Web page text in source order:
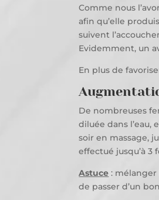
Comme nous
afin qu’elle
suivent
Evidemment, un
En plus de
De nombreuses
diluée dans l’eau,
soir en massage,
effectué jusqu’à 3
Astuce : mélanger
de passer d’un